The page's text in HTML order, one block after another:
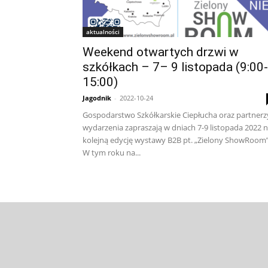
aktualności
Weekend otwartych drzwi w
szkółkach – 7– 9 listopada (9:00-
15:00)
Jagodnik - 2022-10-24
Gospodarstwo Szkółkarskie Ciepłucha oraz
wydarzenia zapraszają w dniach 7-9 listopada 2022
kolejną edycję wystawy B2B pt. „Zielony
W tym roku na...